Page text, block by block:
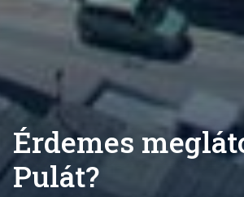
Érdemes
Pulát?